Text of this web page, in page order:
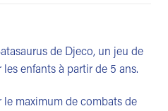
de Djeco, un jeu de
enfants à partir de 5 ans.
maximum de combats de